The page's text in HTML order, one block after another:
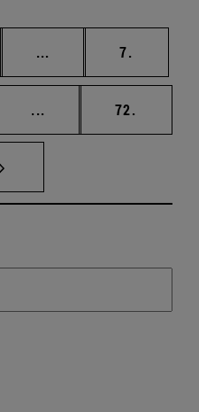
... Tarteko orrialdeak
7.
... Tarteko orrialdeak
72.